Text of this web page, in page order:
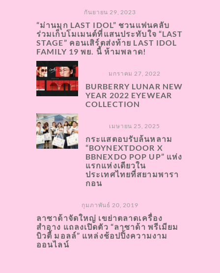
กันยายน 29, 2023
“ม่านมุก LAST IDOL” ชวนแฟนคลับ
ร่วมเก็บโมเมนต์ที่แสนประทับใจ “LAST
STAGE” คอนเสิร์ตส่งท้าย LAST IDOL
FAMILY 19 พย. นี้ ห้ามพลาด!
มกราคม 27, 2022
BURBERRY​ LUNAR NEW
YEAR 2022 EYEWEAR
COLLECTION
เมษายน 25, 2025
กระแสตอบรับล้นหลาม
“BOYNEXTDOOR X
BBNEXDO POP UP” แห่ง
แรกแห่งเดียวใน
ประเทศไทยที่สยามพารา
กอน
กุมภาพันธ์ 20, 2019
ลาซาด้าจัดใหญ่ เขย่าตลาดเครื่อง
สำอาง แถลงเปิดตัว “ลาซาด้า พรีเมียม
บิวตี้ มอลล์” แหล่งช้อปปิ้งความงาม
ออนไลน์